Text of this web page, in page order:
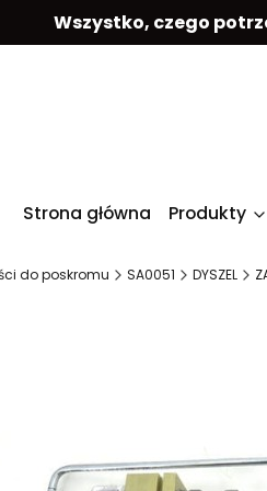
Wszystko, czego
Strona główna Produkty
do poskromu SA0051 DYSZEL